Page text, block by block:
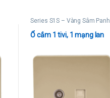
Series S1S – Vàng Sâm Panh
Ổ cắm 1 tivi, 1 mạng lan